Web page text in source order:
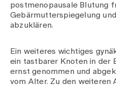
postmenopausale Blutung
Gebärmutterspiegelung
abzuklären.
Ein weiteres wichtiges
ein tastbarer Knoten in der
ernst genommen und
vom Alter. Zu den weiteren